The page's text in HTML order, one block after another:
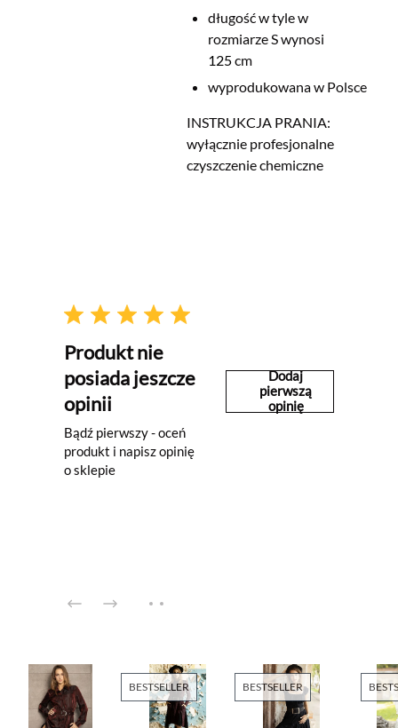
długość w tyle w
rozmiarze S wynosi
125cm
wyprodukowana w Polsce
INSTRUKCJA PRANIA:
wyłącznie profesjonalne
czyszczenie chemiczne
Produkt nie
posiada jeszcze
opinii
Bądź pierwszy - oceń
produkt i napisz opinię
o sklepie
Dodaj
pierwszą
opinię
BESTSELLER BESTSELLER